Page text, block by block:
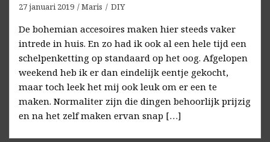
27 januari 2019 Maris DIY
De bohemian accesoires maken hier steeds vaker
intrede in huis. En zo had ik ook al een hele tijd een
schelpenketting op standaard op het oog. Afgelopen
weekend heb ik er dan eindelijk eentje gekocht,
maar toch leek het mij ook leuk om er een te
maken. Normaliter zijn die dingen behoorlijk prijzig
en na het zelf maken ervan snap […]